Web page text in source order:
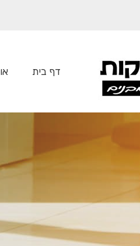
דף בית